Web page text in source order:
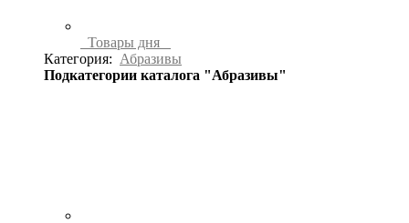
Товары дня
Категория: Абразивы
Подкатегории каталога "Абразивы"